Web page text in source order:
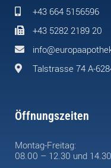
+43 664 5156596
+43 5282 2189 20
Talstrasse 74 A-
Öffnungszeiten
Montag-Freitag:
08.00 – 12.30 und